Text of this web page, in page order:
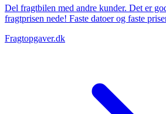
Del fragtbilen med andre kunder. Det er
fragtprisen nede! Faste datoer og faste
Fragtopgaver.dk